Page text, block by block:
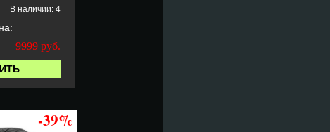
В наличии: 4
9999 руб.
-39%